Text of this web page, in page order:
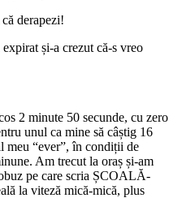
derapezi!
și-a crezut că-s vreo
2 minute 50 secunde, cu zero
unul ca mine să câștig 16
meu “ever”, în condiții de
Am trecut la oraș și-am
pe care scria ȘCOALĂ-
la viteză mică-mică, plus